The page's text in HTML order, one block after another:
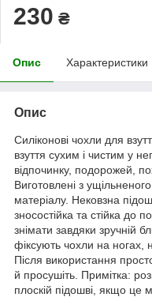
230 ₴
Опис Характеристики
Опис
Силіконові чохли для
взуття сухим і чистим у
відпочинку, подорожей,
Виготовлені з
матеріалу. Нековзна
зносостійка та стійка до
знімати завдяки зручній
фіксують чохли на ногах,
Після використання
й просушіть. Примітка:
плоскій підошві, якщо це